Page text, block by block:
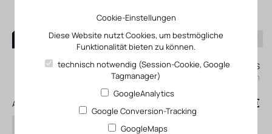
0
Mein KLEFINGHAUS
einloggen
Alle Produkte
Suchen
0,00 €
Cookie-Einstellungen
Diese Website nutzt Cookies, um bestmögliche
Funktionalität bieten zu können.
technisch notwendig (Session-Cookie, Google
Tagmanager)
GoogleAnalytics
Google Conversion-Tracking
GoogleMaps